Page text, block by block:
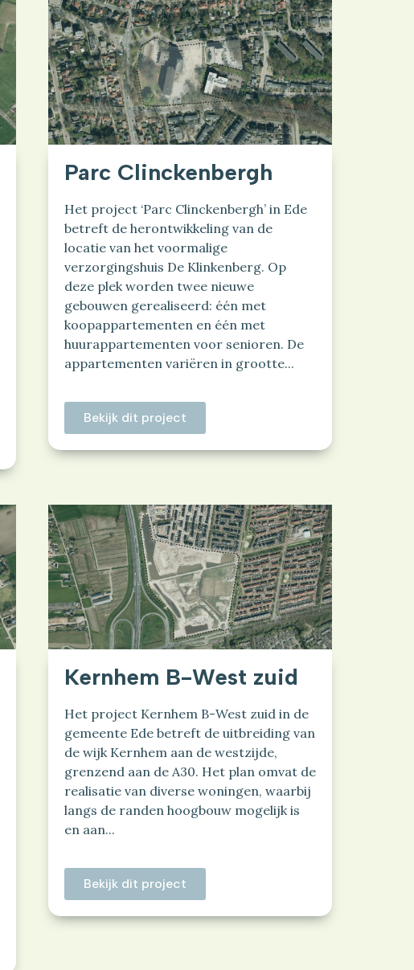
Parc Clinckenbergh
Het project ‘Parc Clinckenbergh’ in Ede
betreft de herontwikkeling van de
locatie van het voormalige
verzorgingshuis De Klinkenberg. Op
deze plek worden twee nieuwe
gebouwen gerealiseerd: één met
koopappartementen en één met
huurappartementen voor senioren. De
appartementen variëren in grootte...
Bekijk dit project
Kernhem B-West zuid
Het project Kernhem B-West zuid in de
gemeente Ede betreft de uitbreiding van
de wijk Kernhem aan de westzijde,
grenzend aan de A30. Het plan omvat de
realisatie van diverse woningen, waarbij
langs de randen hoogbouw mogelijk is
en aan...
Bekijk dit project